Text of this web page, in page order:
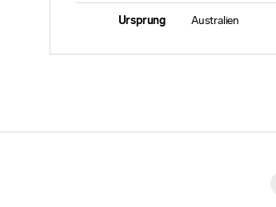
Ursprung Australien